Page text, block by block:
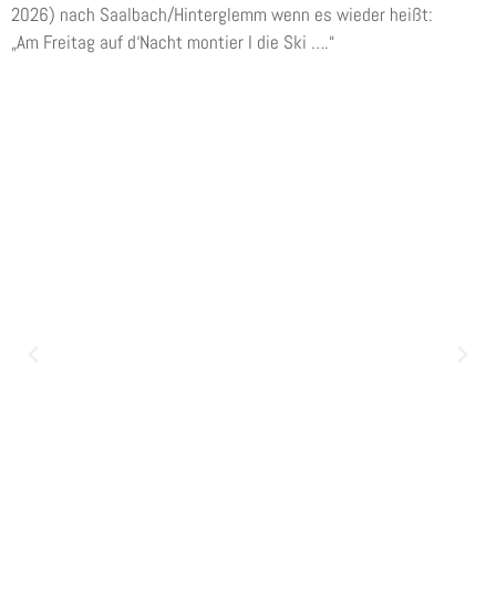
2026) nach Saalbach/Hinterglemm wenn es wieder heißt:
„Am Freitag auf d‘Nacht montier I die Ski ….“